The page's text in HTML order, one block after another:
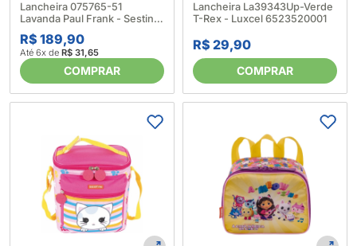
Lancheira 075765-51
Lavanda Paul Frank - Sestini
6245880001
R$ 189,90
Até 6x de R$ 31,65
COMPRAR
Lancheira La39343Up-Verde
T-Rex - Luxcel 6523520001
R$ 29,90
COMPRAR